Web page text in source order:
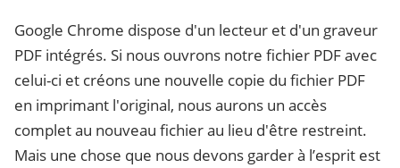
Google Chrome dispose d'un lecteur et d'un graveur
PDF intégrés. Si nous ouvrons notre fichier PDF avec
celui-ci et créons une nouvelle copie du fichier PDF
en imprimant l'original, nous aurons un accès
complet au nouveau fichier au lieu d'être restreint.
Mais une chose que nous devons garder à l’esprit est